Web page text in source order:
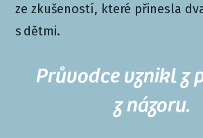
ze zkušeností, které přinesla
s dětmi.
Průvodce vznikl z
z názoru.